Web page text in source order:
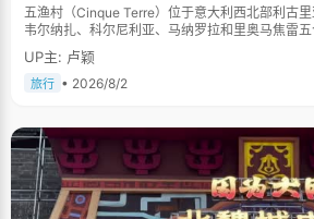
五渔村（Cinque Terre）位于意大利西北部利古里
韦尔纳扎、科尔尼利亚、马纳罗拉和里奥马焦雷
山傍海，房屋色彩斑斓，1997年被列为世界文化遗
UP主: 卢颖
旅行 • 2026/8/2